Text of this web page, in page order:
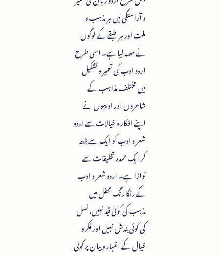
و آراستگی میں ہر مذہب و
ملت اور ہر طبقے کے لوگوں
نے حصہ لیا ہے۔ اسی طرح
اردو ادب کی تعمیر و تشکیل
میں مختلف مذاہب کے
شاعروں اور ادیبوں نے
اپنے افکار و خیالات سے اردو
شعر و ادب کو ایک سے بڑھ
کر ایک عمدہ تخلیقات سے
نوازا ہے۔ اردو شعر و ادب
کے رنگا رنگ محفل میں
مذہب کی کوئی قید نہیں، نسل
کی کوئی بندش نہیں اور فکر و
خیال کے اظہار و بیان پر کوئی